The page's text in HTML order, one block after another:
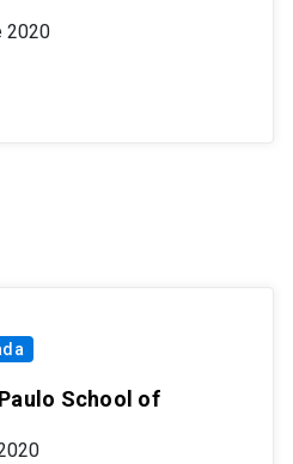
2020
School of